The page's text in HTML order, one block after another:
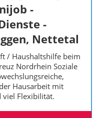
-
-
Nettetal
/ Haushaltshilfe beim
Nordrhein Soziale
Hausarbeit mit
Flexibilität.